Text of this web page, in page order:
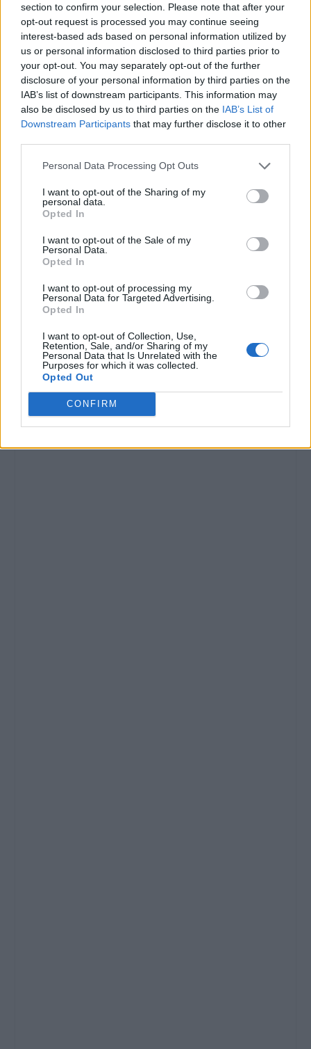
section to confirm your selection. Please note that after your
opt-out request is processed you may continue seeing
interest-based ads based on personal information utilized by
us or personal information disclosed to third parties prior to
your opt-out. You may separately opt-out of the further
disclosure of your personal information by third parties on the
IAB’s list of downstream participants. This information may
also be disclosed by us to third parties on the IAB’s List of
Downstream Participants that may further disclose it to other
Personal Data Processing Opt Outs
I want to opt-out of the Sharing of my
personal data.
Opted In
I want to opt-out of the Sale of my
Personal Data.
Opted In
I want to opt-out of processing my
Personal Data for Targeted Advertising.
Opted In
I want to opt-out of Collection, Use,
Retention, Sale, and/or Sharing of my
Personal Data that Is Unrelated with the
Purposes for which it was collected.
Opted Out
CONFIRM
Ineja di Imperia era
presente a Vele
d’epoca
10 Settembre 2019
In "Imperia"
VALUTARE: